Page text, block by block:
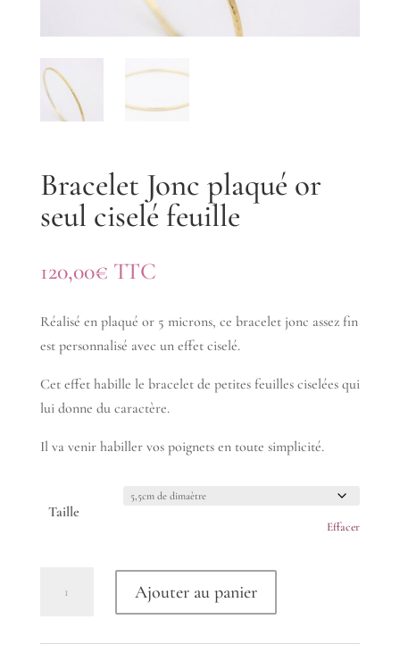
Bracelet Jonc plaqué or
seul ciselé feuille
120,00€ TTC
Réalisé en plaqué or 5 microns, ce bracelet jonc assez fin
est personnalisé avec un effet ciselé.
Cet effet habille le bracelet de petites feuilles ciselées qui
lui donne du caractère.
Il va venir habiller vos poignets en toute simplicité.
Taille
Effacer
Ajouter au panier